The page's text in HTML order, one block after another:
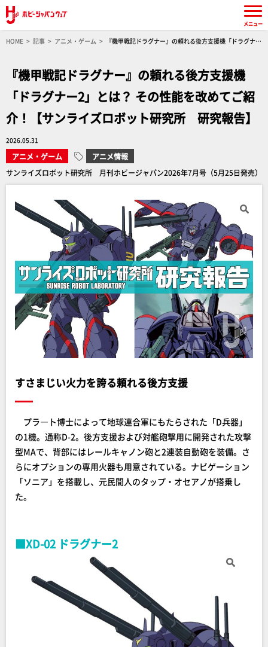
HOME 記事 アニメ・ゲーム
『機甲戦記ドラグナー』の頼れる後方支援機「ドラグナー
『機甲戦記ドラグナー』の頼れる後方支援機
「ドラグナー2」とは？ その性能を改めてご紹
介！【サンライズロボット研究所 研究報告】
2026.05.31
アニメ・ゲーム
アニメ情報
サンライズロボット研究所 月刊ホビージャパン2026年7月号（5月25日発売）
すさまじい火力を誇る頼れる後方支援
プラ―ト博士によって地球連合軍にもたらされた「D兵器」
の1機。通称D-2。後方支援および対艦砲撃用に開発された攻撃
型MAで、背部にはレールキャノン砲と2連装自動砲を装備。さ
らにオプションの専用火器も用意されている。ナビゲーション
「ソニア」を搭載し、元民間人のタップ・オセアノが搭乗し
た。
■XD-02 ドラグナー2
メニュー